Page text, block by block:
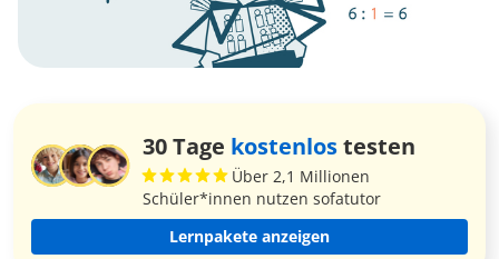
30 Tage kostenlostesten
Über 2,1 Millionen
Schüler*innen nutzen sofatutor
Lernpakete anzeigen